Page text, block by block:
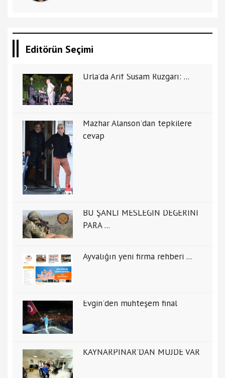
Editörün Seçimi
Urla’da Arif Susam Rüzgarı: ...
Mazhar Alanson'dan tepkilere
cevap
BU ŞANLI MESLEĞİN DEĞERİNİ
PARA ...
Ayvalığın yeni firma rehberi ...
Evgin'den muhteşem final
KAYNARPINAR'DAN MÜJDE VAR